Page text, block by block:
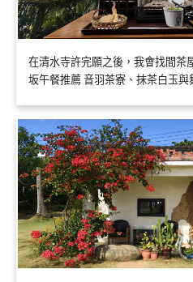
在清水寺許完願之後，我會找間茶
坂午餐推薦 音羽茶寮、抹茶白玉與